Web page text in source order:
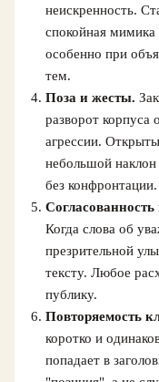
неискренность.
спокойная мимика
особенно при
тем.
Поза и жесты.
разворот корпуса
агрессии.
небольшой
без конфронтации.
Согласованность
Когда слова об
презрительной
тексту. Любое
публику.
Повторяемость
коротко и
попадает в